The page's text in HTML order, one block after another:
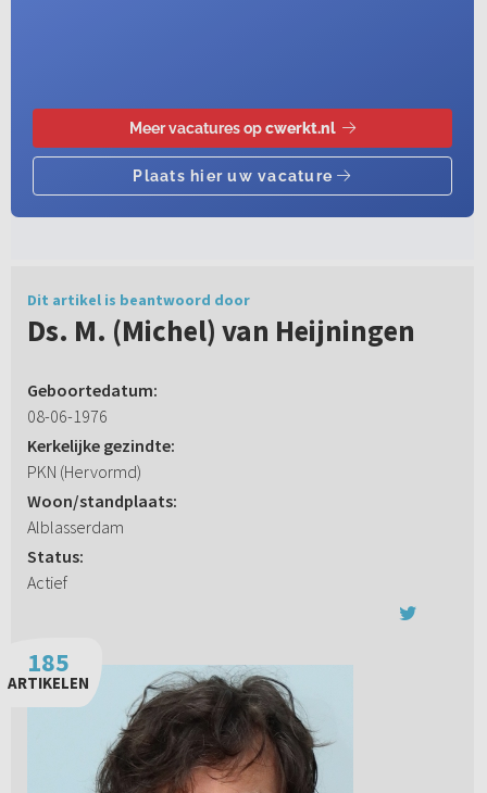
Dit artikel is beantwoord door
Ds. M. (Michel) van Heijningen
Geboortedatum:
08-06-1976
Kerkelijke gezindte:
PKN (Hervormd)
Woon/standplaats:
Alblasserdam
Status:
Actief
185
ARTIKELEN